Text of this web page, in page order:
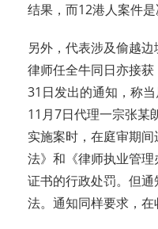
结果，而12港人案件是
另外，代表涉及偷越
律师任全牛同日亦接
31日发出的通知，称
11月7日代理一宗张某
实施案时，在庭审期
法》和《律师执业管
证书的行政处罚。但
法。通知同样要求，在